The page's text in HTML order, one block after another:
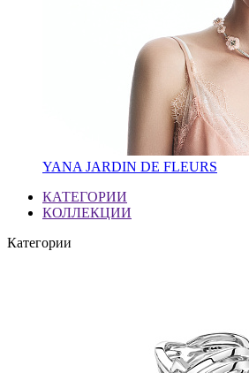
YANA JARDIN DE FLEURS
КАТЕГОРИИ
КОЛЛЕКЦИИ
Категории